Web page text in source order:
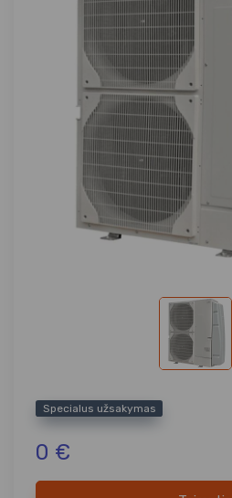
Specialus užsakymas
0 €